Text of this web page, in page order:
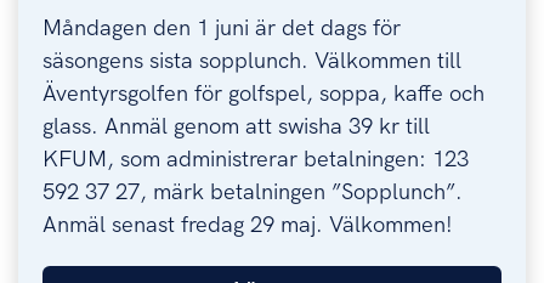
Måndagen den 1 juni är det dags för
säsongens sista sopplunch. Välkommen till
Äventyrsgolfen för golfspel, soppa, kaffe och
glass. Anmäl genom att swisha 39 kr till
KFUM, som administrerar betalningen: 123
592 37 27, märk betalningen ”Sopplunch”.
Anmäl senast fredag 29 maj. Välkommen!